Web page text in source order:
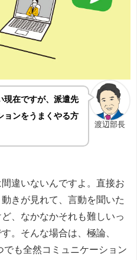
渡辺部長
現在ですが、派遣先
ョンをうまくやる方
違いないんですよ。直接お
きが見れて、言動を聞いた
、なかなかそれも難しいっ
。そんな場合は、極論、
でも全然コミュニケーション